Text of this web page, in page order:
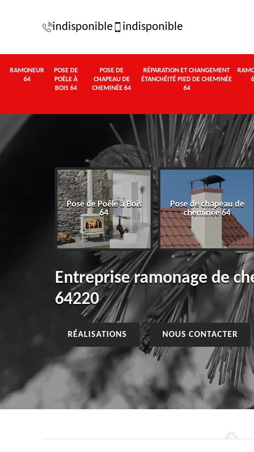
indisponible indisponible
RAMONEUR
64
POSE DE
POÊLE À
BOIS 64
POSE DE
CHAPEAU DE
CHEMINÉE 64
RÉPARATION ET CHANGEMENT
ÉTANCHÉITÉ PIED DE CHEMINÉE
64
Pose de Poêle à Bois
64
Pose de chapeau de
cheminée 64
Entreprise ramonage de
64220
RÉALISATIONS NOUS CONTACTER